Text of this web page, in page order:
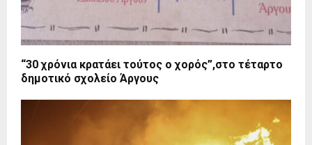
“30 χρόνια κρατάει τούτος ο χορός”,στο τέταρτο
δημοτικό σχολείο Άργους